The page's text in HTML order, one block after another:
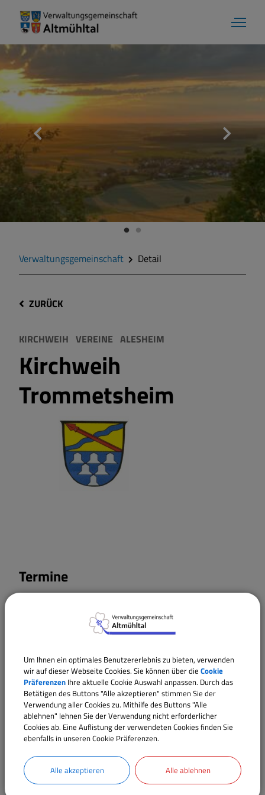
Verwaltungsgemeinschaft Detail
ZURÜCK
KIRCHWEIH VEREINE ALESHEIM
Kirchweih
Trommetsheim
Termine
Um Ihnen ein optimales Benutzererlebnis zu bieten, verwenden
wir auf dieser Webseite Cookies. Sie können über die Cookie
Präferenzen Ihre aktuelle Cookie Auswahl anpassen. Durch das
Betätigen des Buttons "Alle akzeptieren" stimmen Sie der
Verwendung aller Cookies zu. Mithilfe des Buttons "Alle
ablehnen" lehnen Sie der Verwendung nicht erforderlicher
Cookies ab. Eine Auflistung der verwendeten Cookies finden Sie
ebenfalls in unseren Cookie Präferenzen.
Alle akzeptieren Alle ablehnen